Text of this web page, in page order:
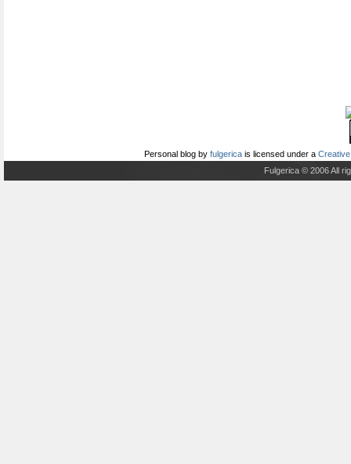
Personal blog by fulgerica is licensed under a
Fulgerica © 2006 All